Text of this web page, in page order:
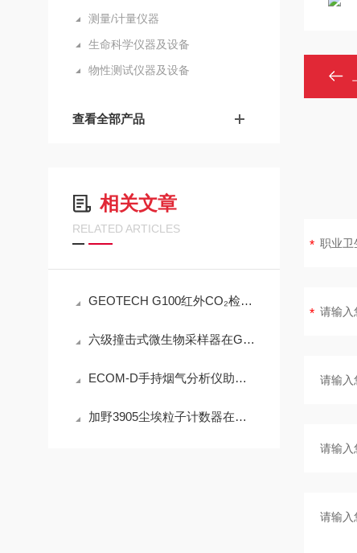
测量/计量仪器
生命科学仪器及设备
物性测试仪器及设备
查看全部产品
相关文章
RELATED ARTICLES
GEOTECH G100红外CO₂检测仪技术参数
六级撞击式微生物采样器在GB/T 18204.3中的技术适配性分析
ECOM-D手持烟气分析仪助力工业排放精准检测
加野3905尘埃粒子计数器在洁净室监测中的实用技术解析